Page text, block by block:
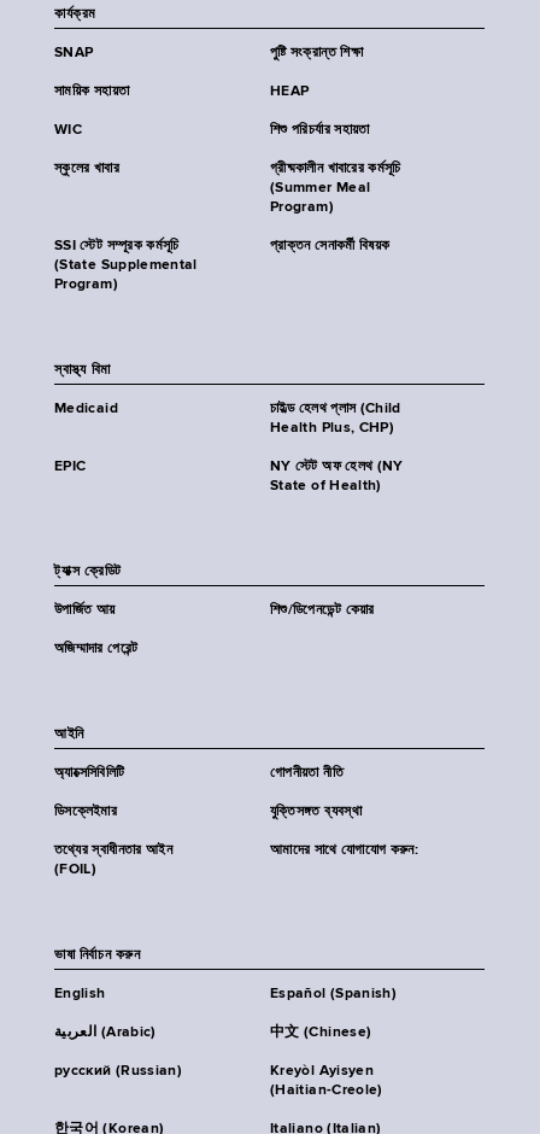
কার্যক্রম
SNAP পুষ্টি সংক্রান্ত শিক্ষা
সাময়িক সহায়তা HEAP
WIC শিশু পরিচর্যার সহায়তা
স্কুলের খাবার
গ্রীষ্মকালীন খাবারের কর্মসূচি
(Summer Meal
Program)
SSI স্টেট সম্পূরক কর্মসূচি
(State Supplemental
Program)
প্রাক্তন সেনাকর্মী বিষয়ক
স্বাস্থ্য বিমা
Medicaid
চাইল্ড হেলথ প্লাস (Child
Health Plus, CHP)
EPIC
NY স্টেট অফ হেলথ (NY
State of Health)
ট্যাক্স ক্রেডিট
উপার্জিত আয় শিশু/ডিপেনডেন্ট কেয়ার
অজিম্মাদার পেরেন্ট
আইনি
অ্যাক্সেসিবিলিটি গোপনীয়তা নীতি
ডিসক্লেইমার যুক্তিসঙ্গত ব্যবস্থা
তথ্যের স্বাধীনতার আইন
(FOIL)
আমাদের সাথে যোগাযোগ করুন:
ভাষা নির্বাচন করুন
English Español (Spanish)
العربية (Arabic) 中文 (Chinese)
русский (Russian)
Kreyòl Ayisyen
(Haitian-Creole)
한국어 (Korean) Italiano (Italian)